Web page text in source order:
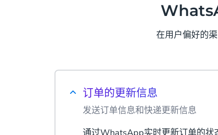
在用户偏好的
订单的更新信息
发送订单信息和快递更新信息
通过WhatsApp实时更新订单的状